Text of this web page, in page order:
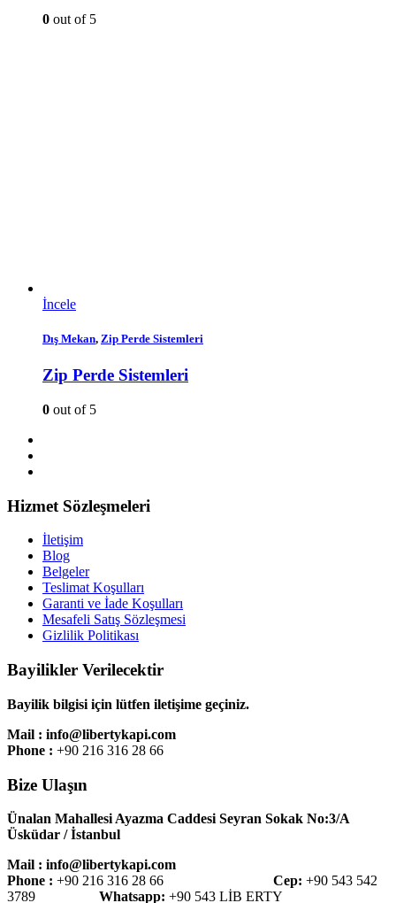
0 out of 5
İncele
Dış Mekan, Zip Perde Sistemleri
Zip Perde Sistemleri
0 out of 5
Hizmet Sözleşmeleri
İletişim
Blog
Belgeler
Teslimat Koşulları
Garanti ve İade Koşulları
Mesafeli Satış Sözleşmesi
Gizlilik Politikası
Bayilikler Verilecektir
Bayilik bilgisi için lütfen iletişime geçiniz.
Mail : info@libertykapi.com
Phone : +90 216 316 28 66
Bize Ulaşın
Ünalan Mahallesi Ayazma Caddesi Seyran Sokak No:3/A
Üsküdar / İstanbul
Mail : info@libertykapi.com
Phone : +90 216 316 28 66 Cep: +90 543 542
3789 Whatsapp: +90 543 LİB ERTY